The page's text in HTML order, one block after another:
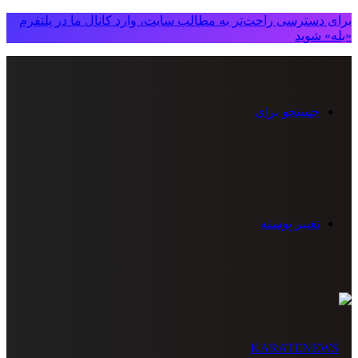
برای دسترسی راحت‌تر به مطالب سایت، وارد کانال ما در پلتفرم
«بله» شوید
جستجو برای
تغییر پوسته